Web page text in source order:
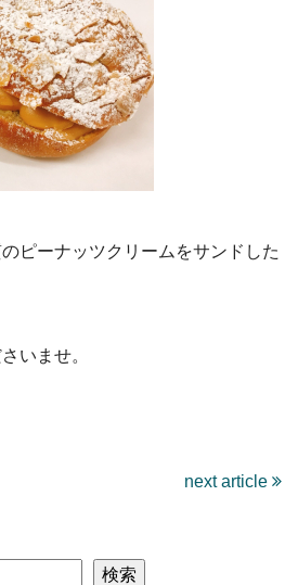
ピーナッツクリームをサンドした
いませ。
next article
検索